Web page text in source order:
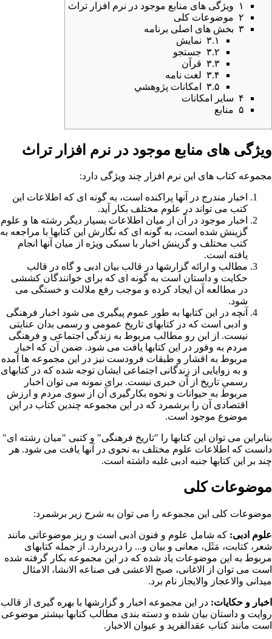
۱
ویژگی های منابع موجود در نرم افزار تراث
۲ موضوعات کلی
۳ بخش های اصلی برنامه
۳.۱ نمایش
۳.۲ جستجو
۳.۳ قرآن
۳.۴ لغت نامه
۳.۵
امكانات پژوهشي
۴ سایر امکانات
۵ منابع
ویژگی های منابع موجود در نرم افزار تراث
مجموعه کتاب های این نرم افزار چند ویژگی دارد:
اخبار مندرج در آنها پراکنده است، به گونه ای که اطلاعات این
کتب می تواند در علوم مختلف بکار آید.
اخبار موجود در آن از میان اطلاعات بسیار دیگر رشته ها و علوم
گزینش شده است، به گونه ای که نگارش این کتابها با مراجعه به
کتب مختلف و گزینش اخبار با سبکی ویژه از میان آنها انجام
یافته است.
مطالب و ارائه گزارشها در قالب بیان ادبی و گاه در قالب
حکایت و داستان است به گونه ای که برای خوانندگان کششی
در مطالعه آن ایجاد کرده و موجب رفع ملالت و خستگی می
شود.
آنچه در این کتابها به طور عموم پیگیری می شود اخبار فرهنگی
و ادبی است که در کتابهای تاریخ عمومی و رسمی بدان عنایتی
نیست. از این رو مطالب مربوط به زندگی اجتماعی و فرهنگی
مردم به وفور در این کتابها یافت می شود. ضمن آن که اخبار
مربوط به اقشار و طبقات فرودست نیز در این مجموعه ها آمده
و به زوایایی از زندگانی اجتماعی ایشان توجه شده که در کتابهای
رسمیِ تاریخ از آن خبری نیست. برای نمونه می توان اخبار
مربوط به حیوانات و نحوه بکارگیری آن از سوی مردم و ارزش
اقتصادی آن را برشمرد که در این مجموعه چندین کتاب در این
موضوع موجود است.
بنابراین می توان این کتابها را "تاریخ فرهنگی" و کتبی "میان رشته ای"
دانست که اطلاعات علوم مختلف به نحوی در آنها یافت می شود. هر
چند بر این کتابها جنبه ادبی غلبه داشته است.
موضوعات کلی
موضوعات کلی این مجموعه را می توان به شرح زیر برشمرد:
علوم ادبی: که شامل علوم و فنون ادبی است و ریز موضوعاتی مانند
شعر، کتابت، مَثَل، معانی و بیان و... را دربردارد. از جمله کتابهای
مربوط به این موضوعات یاد شده که در این مجموعه بکار گرفته شده
است می توان از الاغانی، صبح الاعشی فی صناعه الانشا، الامثال
میدانی والاعجاز والایجاز نام برد.
اخبار و حکایات: در این مجموعه اخبار و گزارشها با بهره گیری از قالب
روایت و داستان بیان شده و دسته بندی مطالب کتابها بیشتر موضوعی
است مانند کتاب عقدالفرید و عیوان الاخبار.